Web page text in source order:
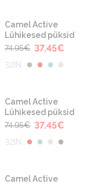
-50%
Camel Active
Lühikesed püksid
74.95€ 37.45€
32IN
-50%
Camel Active
Lühikesed püksid
74.95€ 37.45€
32IN
-50%
Camel Active